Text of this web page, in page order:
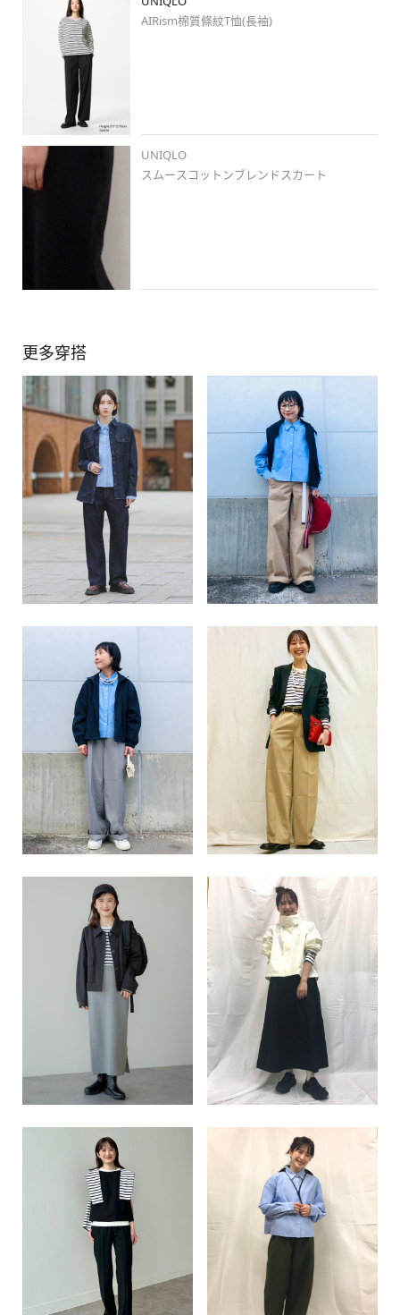
#ユニクロ
#ユニクロ新作
#jwanderson
#ユニクロコーデ
#シンプルコーデ
#大人カジュアル
#オックスフォードシャツ
#春コーデ
#ミディアムヘアコーデ
#骨格ナチュラル
#高身長コーデ
#高身長女子
#イオンモール新利府南館店
AIRism棉質條紋T恤(長袖)
UNIQLO
スムースコットンブレンドスカート
更多穿搭